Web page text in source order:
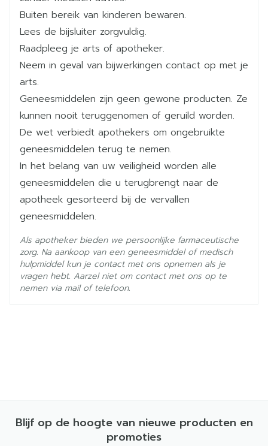
ochtends, innemen met water
Op een lege maag of min. 1 uur vóór of 2-3 uur
na de maaltijd
Een vergeten ochtenddosis dient zo snel mogelijk
op dezelfde dag te worden ingenomen. De
volgende ochtend dient geen dubbele dosis te
worden ingenomen
Diepte 48 mm
Hoeveelheid
Verpakking
100
Actieve
Ingrediënten
tacrolimus
Behoud
Kamertemperatuur (15°C -
Buiten bereik van kinderen bewaren.
Lees de bijsluiter zorgvuldig.
Raadpleeg je arts of apotheker.
Neem in geval van bijwerkingen contact op met je
arts.
Geneesmiddelen zijn geen gewone producten. Ze
kunnen nooit teruggenomen of geruild worden.
De wet verbiedt apothekers om ongebruikte
geneesmiddelen terug te nemen.
In het belang van uw veiligheid worden alle
geneesmiddelen die u terugbrengt naar de
apotheek gesorteerd bij de vervallen
geneesmiddelen.
Als apotheker bieden we persoonlijke farmaceutische
zorg. Na aankoop van een geneesmiddel of medisch
hulpmiddel kun je contact met ons opnemen als je
vragen hebt. Aarzel niet om contact met ons op te
nemen via mail of telefoon.
Blijf op de hoogte van nieuwe producten en
promoties